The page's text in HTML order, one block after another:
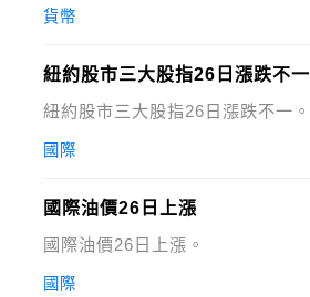
貨幣
紐約股市三大股指26日漲跌不一
紐約股市三大股指26日漲跌不一。
國際
國際油價26日上漲
國際油價26日上漲。
國際